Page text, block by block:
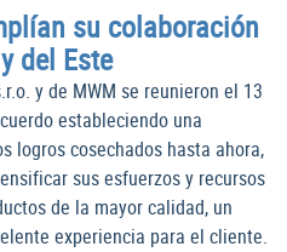
su colaboración
del Este
y de MWM se reunieron el 13
estableciendo una
logros cosechados hasta ahora,
sus esfuerzos y recursos
de la mayor calidad, un
experiencia para el cliente.